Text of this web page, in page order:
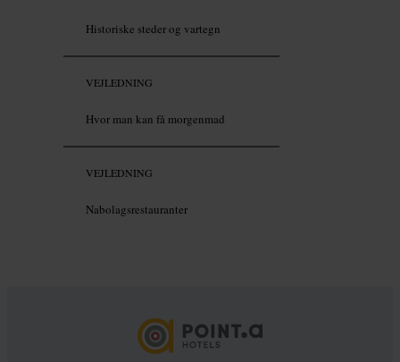
Historiske steder og vartegn
VEJLEDNING
Hvor man kan få morgenmad
VEJLEDNING
Nabolagsrestauranter